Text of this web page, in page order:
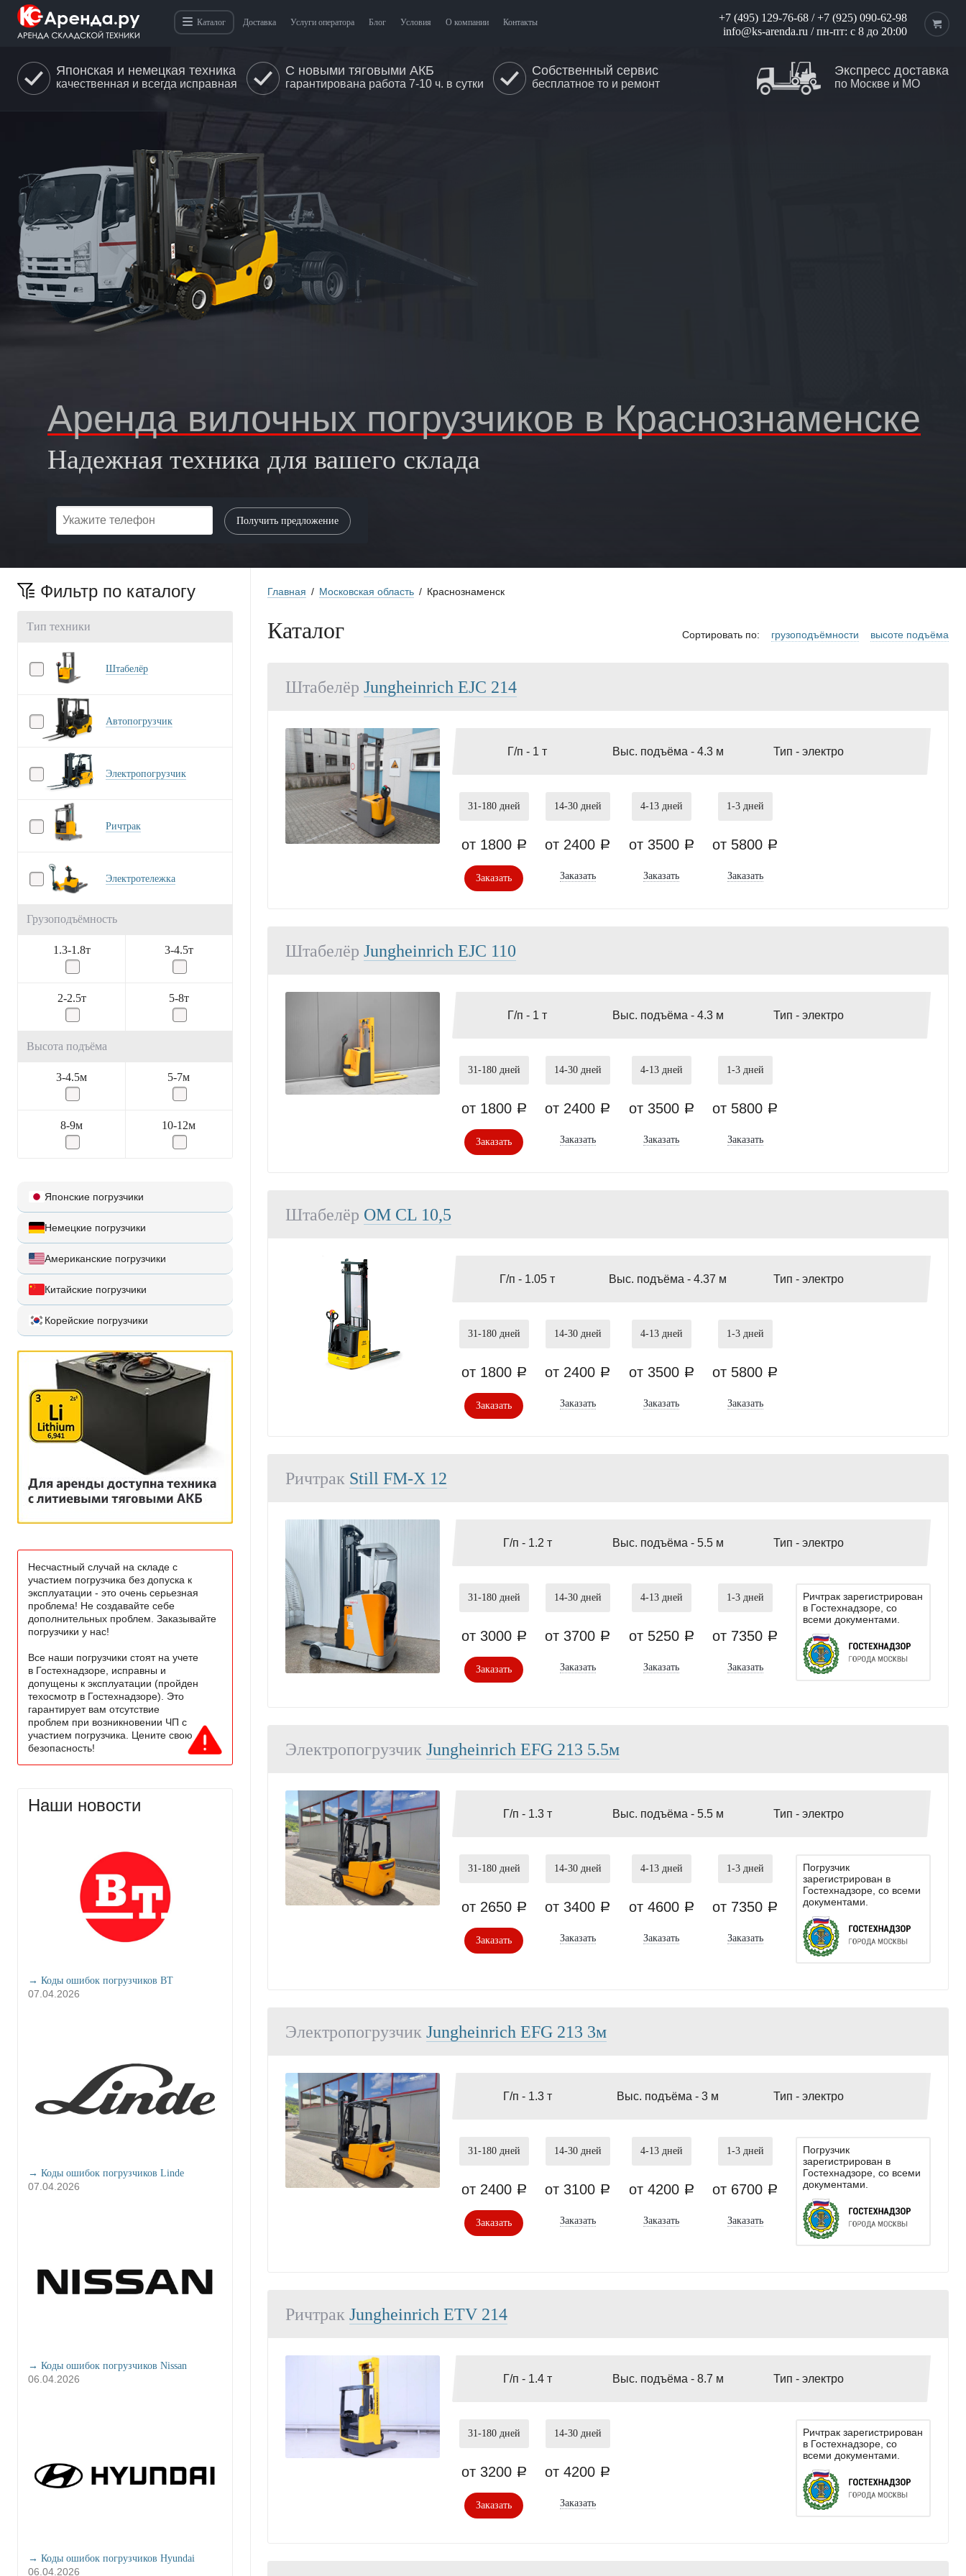
Каталог Доставка Услуги оператора Блог Условия О компании Контакты +7 (495) 129-76-68 /+7 (925) 090-62-98
info@ks-arenda.ru / пн-пт: с 8 до 20:00
Японская и немецкая техника
качественная и всегда исправная
С новыми тяговыми АКБ
гарантирована работа 7-10 ч. в сутки
Собственный сервис
бесплатное то и ремонт
Экспресс доставка
по Москве и МО
Аренда вилочных погрузчиков в Краснознаменске
Надежная техника для вашего склада
Фильтр по каталогу
Тип техники
Штабелёр
Автопогрузчик
Электропогрузчик
Ричтрак
Электротележка
Грузоподъёмность
1.3-1.8т 3-4.5т
2-2.5т 5-8т
Высота подъёма
3-4.5м 5-7м
8-9м 10-12м
Японские погрузчики
Немецкие погрузчики
Американские погрузчики
Китайские погрузчики
Корейские погрузчики
Несчастный случай на складе с
участием погрузчика без допуска к
эксплуатации - это очень серьезная
проблема! Не создавайте себе
дополнительных проблем. Заказывайте
погрузчики у нас!
Все наши погрузчики стоят на учете
в Гостехнадзоре, исправны и
допущены к эксплуатации (пройден
техосмотр в Гостехнадзоре). Это
гарантирует вам отсутствие
проблем при возникновении ЧП с
участием погрузчика. Цените свою
безопасность!
Наши новости
→ Коды ошибок погрузчиков BT
07.04.2026
→ Коды ошибок погрузчиков Linde
07.04.2026
→ Коды ошибок погрузчиков Nissan
06.04.2026
→ Коды ошибок погрузчиков Hyundai
06.04.2026
Главная / Московская область / Краснознаменск
Каталог Сортировать по: грузоподъёмности высоте подъёма
Штабелёр Jungheinrich EJC 214
Г/п - 1 т Выс. подъёма - 4.3 м Тип - электро
31-180 дней
от 1800 a
Заказать
14-30 дней
от 2400 a
Заказать
4-13 дней
от 3500 a
Заказать
1-3 дней
от 5800 a
Заказать
Штабелёр Jungheinrich EJC 110
Г/п - 1 т Выс. подъёма - 4.3 м Тип - электро
31-180 дней
от 1800 a
Заказать
14-30 дней
от 2400 a
Заказать
4-13 дней
от 3500 a
Заказать
1-3 дней
от 5800 a
Заказать
Штабелёр OМ СL 10,5
Г/п - 1.05 т Выс. подъёма -4.37 м Тип - электро
31-180 дней
от 1800 a
Заказать
14-30 дней
от 2400 a
Заказать
4-13 дней
от 3500 a
Заказать
1-3 дней
от 5800 a
Заказать
Ричтрак Still FM-X 12
Г/п - 1.2 т Выс. подъёма - 5.5 м Тип - электро
31-180 дней
от 3000 a
Заказать
14-30 дней
от 3700 a
Заказать
4-13 дней
от 5250 a
Заказать
1-3 дней
от 7350 a
Заказать
Ричтрак зарегистрирован
в Гостехнадзоре, со
всеми документами.
Электропогрузчик Jungheinrich EFG 213 5.5м
Г/п - 1.3 т Выс. подъёма - 5.5 м Тип - электро
31-180 дней
от 2650 a
Заказать
14-30 дней
от 3400 a
Заказать
4-13 дней
от 4600 a
Заказать
1-3 дней
от 7350 a
Заказать
Погрузчик
зарегистрирован в
Гостехнадзоре, со всеми
документами.
Электропогрузчик Jungheinrich EFG 213 3м
Г/п - 1.3 т Выс. подъёма -3 м Тип - электро
31-180 дней
от 2400 a
Заказать
14-30 дней
от 3100 a
Заказать
4-13 дней
от 4200 a
Заказать
1-3 дней
от 6700 a
Заказать
Погрузчик
зарегистрирован в
Гостехнадзоре, со всеми
документами.
Ричтрак Jungheinrich ETV 214
Г/п - 1.4 т Выс. подъёма - 8.7 м Тип - электро
31-180 дней
от 3200 a
Заказать
14-30 дней
от 4200 a
Заказать
Ричтрак зарегистрирован
в Гостехнадзоре, со
всеми документами.